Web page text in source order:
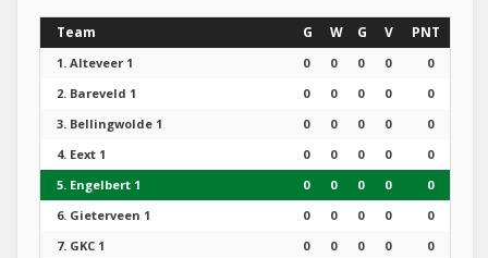
Team G W G V PNT
1. Alteveer 1 0 0 0 0
0
2. Bareveld 1 0 0 0 0
0
3. Bellingwolde 1 0 0 0 0
0
4. Eext 1 0 0 0 0
0
5. Engelbert 1 0 0 0 0
0
6. Gieterveen 1 0 0 0 0
0
7. GKC 1 0 0 0 0
0